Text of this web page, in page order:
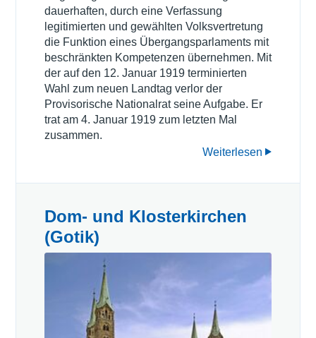
dauerhaften, durch eine Verfassung
legitimierten und gewählten Volksvertretung
die Funktion eines Übergangsparlaments mit
beschränkten Kompetenzen übernehmen. Mit
der auf den 12. Januar 1919 terminierten
Wahl zum neuen Landtag verlor der
Provisorische Nationalrat seine Aufgabe. Er
trat am 4. Januar 1919 zum letzten Mal
zusammen.
Weiterlesen
Dom- und Klosterkirchen
(Gotik)